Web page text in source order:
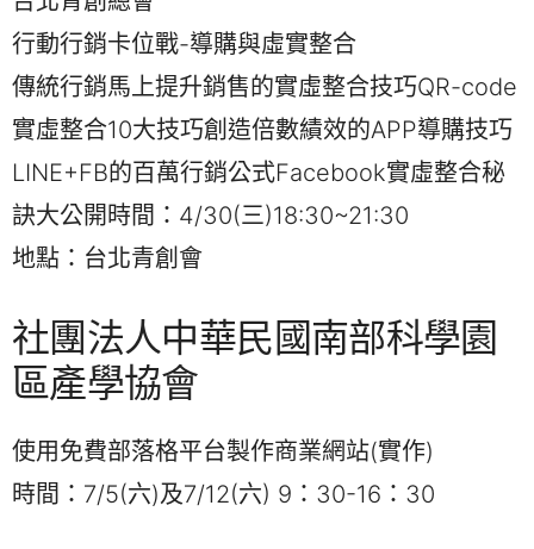
行動行銷卡位戰-導購與虛實整合
傳統行銷馬上提升銷售的實虛整合技巧QR-code
實虛整合10大技巧創造倍數績效的APP導購技巧
LINE+FB的百萬行銷公式Facebook實虛整合秘
訣大公開時間：4/30(三)18:30~21:30
地點：台北青創會
社團法人中華民國南部科學園
區產學協會
使用免費部落格平台製作商業網站(實作)
時間：7/5(六)及7/12(六) 9：30-16：30